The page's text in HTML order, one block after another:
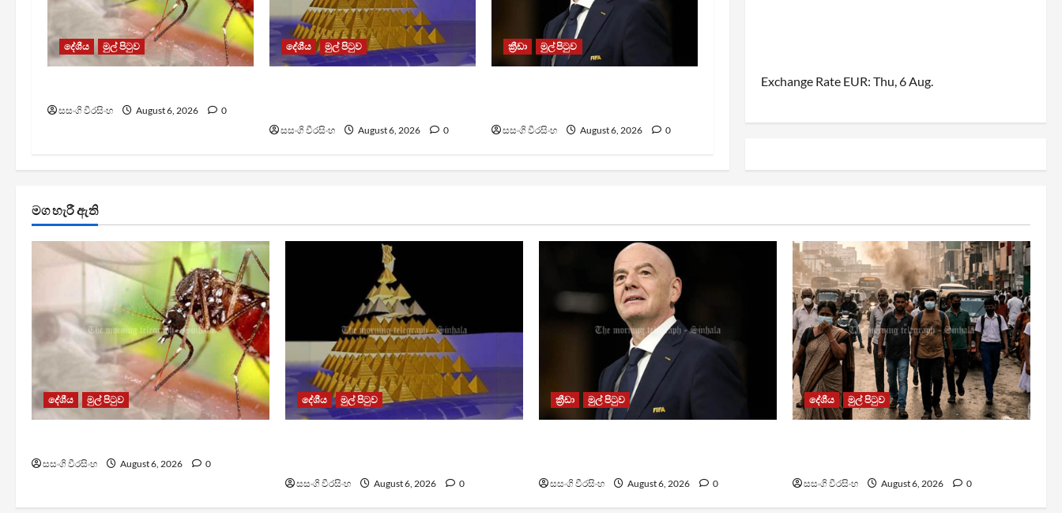
දේශීය මුල් පිටුව
සසංගි වීරසිංහ August 6, 2026 0
දේශීය මුල් පිටුව
සසංගි වීරසිංහ August 6, 2026 0
ක්‍රීඩා මුල් පිටුව
සසංගි වීරසිංහ August 6, 2026 0
Exchange Rate EUR: Thu, 6 Aug.
මග හැරී ඇති
දේශීය මුල් පිටුව
සසංගි වීරසිංහ August 6, 2026 0
දේශීය මුල් පිටුව
සසංගි වීරසිංහ August 6, 2026 0
ක්‍රීඩා මුල් පිටුව
සසංගි වීරසිංහ August 6, 2026 0
දේශීය මුල් පිටුව
සසංගි වීරසිංහ August 6, 2026 0